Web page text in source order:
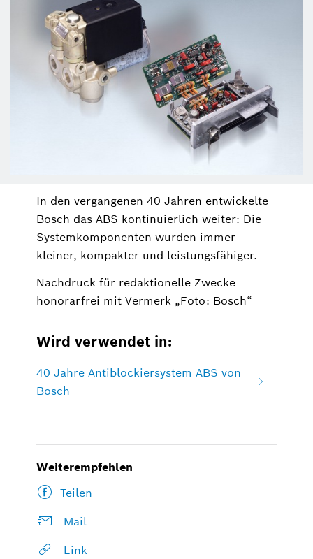
In den vergangenen 40 Jahren entwickelte
Bosch das ABS kontinuierlich weiter: Die
Systemkomponenten wurden immer
kleiner, kompakter und leistungsfähiger.
Nachdruck für redaktionelle Zwecke
honorarfrei mit Vermerk „Foto: Bosch“
Wird verwendet in:
40 Jahre Antiblockiersystem ABS von
Bosch
Weiterempfehlen
Teilen
Mail
Link